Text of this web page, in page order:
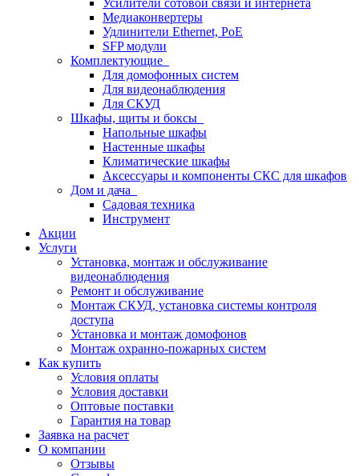
Усилители сотовой связи и интернета
Медиаконвертеры
Удлинители Ethernet, PoE
SFP модули
Комплектующие
Для домофонных систем
Для видеонаблюдения
Для СКУД
Шкафы, щиты и боксы
Напольные шкафы
Настенные шкафы
Климатические шкафы
Аксессуары и компоненты СКС для шкафов
Дом и дача
Садовая техника
Инструмент
Акции
Услуги
Установка, монтаж и обслуживание
видеонаблюдения
Ремонт и обслуживание
Монтаж СКУД, установка системы контроля
доступа
Установка и монтаж домофонов
Монтаж охранно-пожарных систем
Как купить
Условия оплаты
Условия доставки
Оптовые поставки
Гарантия на товар
Заявка на расчет
О компании
Отзывы